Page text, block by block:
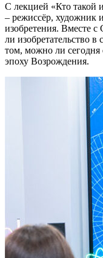
С лекцией «Кто такой
– режиссёр,
изобретения. Вместе
ли изобретательство
том, можно ли сегодня
эпоху Возрождения.